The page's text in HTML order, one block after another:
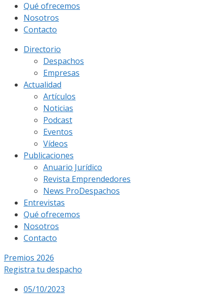
Qué ofrecemos
Nosotros
Contacto
Directorio
Despachos
Empresas
Actualidad
Artículos
Noticias
Podcast
Eventos
Vídeos
Publicaciones
Anuario Jurídico
Revista Emprendedores
News ProDespachos
Entrevistas
Qué ofrecemos
Nosotros
Contacto
Premios 2026
Registra tu despacho
05/10/2023